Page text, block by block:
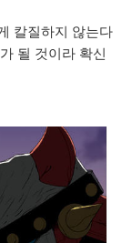
칼질하지 않는다
될 것이라 확신